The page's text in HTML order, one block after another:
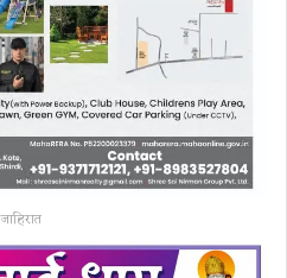
जाहिरात